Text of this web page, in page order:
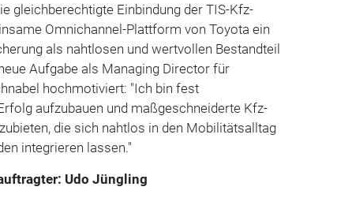
gleichberechtigte Einbindung der TIS-Kfz-
Omnichannel-Plattform von Toyota ein
als nahtlosen und wertvollen Bestandteil
Aufgabe als Managing Director für
hochmotiviert: "Ich bin fest
aufzubauen und maßgeschneiderte Kfz-
die sich nahtlos in den Mobilitätsalltag
integrieren lassen."
Udo Jüngling